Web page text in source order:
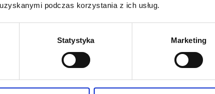
podczas korzystania z ich usług.
Statystyka Marketing